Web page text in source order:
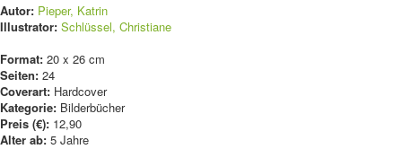
Autor: Pieper, Katrin
Illustrator: Schlüssel, Christiane
Format: 20 x 26 cm
Seiten: 24
Coverart: Hardcover
Kategorie: Bilderbücher
Preis (€): 12,90
Alter ab: 5 Jahre